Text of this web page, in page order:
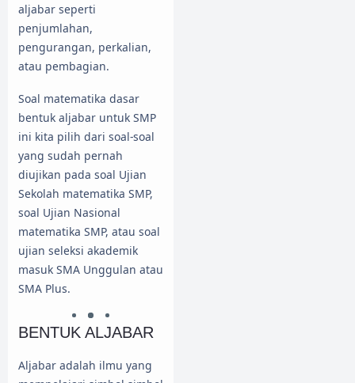
aljabar seperti
penjumlahan,
pengurangan, perkalian,
atau pembagian.
Soal matematika dasar
bentuk aljabar untuk SMP
ini kita pilih dari soal-soal
yang sudah pernah
diujikan pada soal Ujian
Sekolah matematika SMP,
soal Ujian Nasional
matematika SMP, atau soal
ujian seleksi akademik
masuk SMA Unggulan atau
SMA Plus.
BENTUK ALJABAR
Aljabar adalah ilmu yang